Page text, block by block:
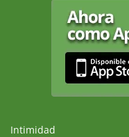
Intimidad